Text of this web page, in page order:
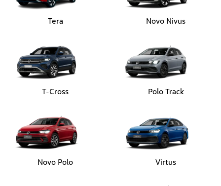
Novo Polo Virtus
Jetta Nova Saveiro